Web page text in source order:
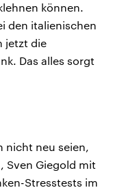
können.
den italienischen
jetzt die
Das alles sorgt
nicht neu seien,
Sven Giegold mit
Stresstests im